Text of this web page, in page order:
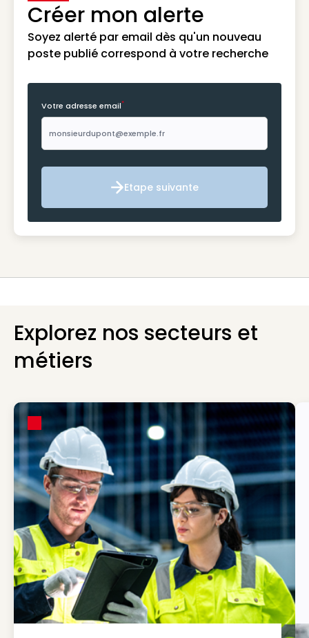
Créer mon alerte
Soyez alerté par email dès qu'un nouveau
poste publié correspond à votre recherche
Votre adresse email*
Etape suivante
Etape suivante
Explorez nos secteurs et
métiers